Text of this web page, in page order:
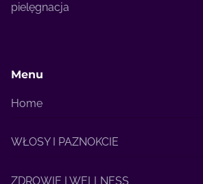
pielęgnacja
Menu
Home
WŁOSY I PAZNOKCIE
ZDROWIE I WELLNESS